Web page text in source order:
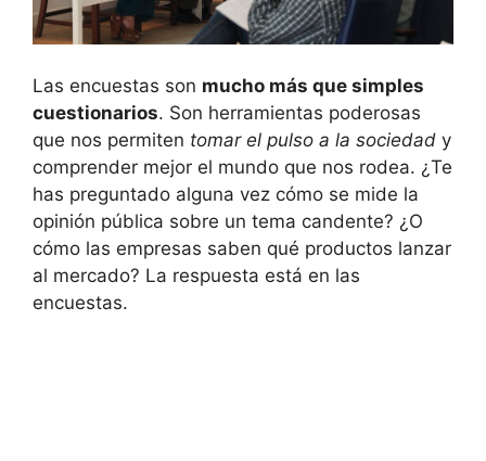
Las encuestas son mucho más que simples
cuestionarios. Son herramientas poderosas
que nos permiten tomar el pulso a la sociedad y
comprender mejor el mundo que nos rodea. ¿Te
has preguntado alguna vez cómo se mide la
opinión pública sobre un tema candente? ¿O
cómo las empresas saben qué productos lanzar
al mercado? La respuesta está en las
encuestas.